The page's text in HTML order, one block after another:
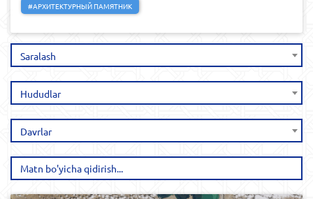
#АРХИТЕКТУРНЫЙ ПАМЯТНИК
Saralash
Hududlar
Davrlar